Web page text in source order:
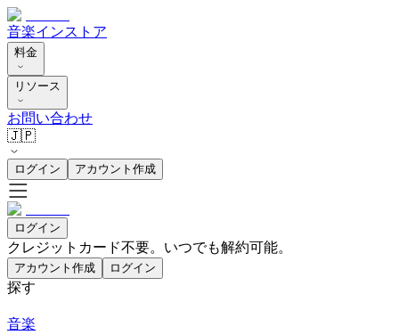
音楽インストア
料金
リソース
お問い合わせ
🇯🇵
ログイン アカウント作成
ログイン
クレジットカード不要。いつでも解約可能。
アカウント作成 ログイン
探す
音楽